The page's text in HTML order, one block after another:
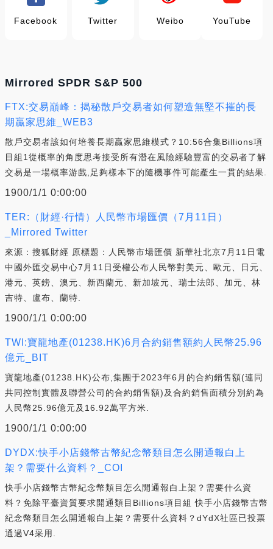
Facebook Twitter Weibo YouTube
Mirrored SPDR S&P 500
FTX:交易巔峰：揭秘散戶交易者如何塑造無堅不摧的長
期贏家思維_WEB3
散戶交易者該如何培養長期贏家思維模式？10:56合集Billions項
目組1從概率的角度思考接受所有潛在風險經驗豐富的交易者了解
交易是一場概率游戲,足夠樣本下的隨機事件可能產生一貫的結果.
1900/1/1 0:00:00
TER:（財經·行情）人民幣市場匯價（7月11日）
_Mirrored Twitter
來源：搜狐財經 原標題：人民幣市場匯價 新華社北京7月11日電
中國外匯交易中心7月11日受權公布人民幣對美元、歐元、日元、
港元、英鎊、澳元、新西蘭元、新加坡元、瑞士法郎、加元、林
吉特、盧布、蘭特.
1900/1/1 0:00:00
TWI:寶龍地產(01238.HK)6月合約銷售額約人民幣25.96
億元_BIT
寶龍地產(01238.HK)公布,集團于2023年6月的合約銷售額(連同
共同控制實體及聯營公司的合約銷售額)及合約銷售面積分別約為
人民幣25.96億元及16.92萬平方米.
1900/1/1 0:00:00
DYDX:快手小店錢幣古幣紀念幣類目怎么開通報白上
架？需要什么資料？_COI
快手小店錢幣古幣紀念幣類目怎么開通報白上架？需要什么資
料？免除平臺資質要求開通類目Billions項目組 快手小店錢幣古幣
紀念幣類目怎么開通報白上架？需要什么資料？dYdX社區已投票
通過V4采用.